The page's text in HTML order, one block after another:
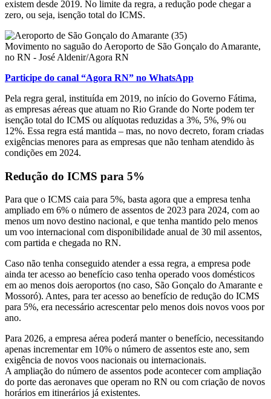
existem desde 2019. No limite da regra, a redução pode chegar a
zero, ou seja, isenção total do ICMS.
Movimento no saguão do Aeroporto de São Gonçalo do Amarante,
no RN - José Aldenir/Agora RN
Participe do canal “Agora RN” no WhatsApp
Pela regra geral, instituída em 2019, no início do Governo Fátima,
as empresas aéreas que atuam no Rio Grande do Norte podem ter
isenção total do ICMS ou alíquotas reduzidas a 3%, 5%, 9% ou
12%. Essa regra está mantida – mas, no novo decreto, foram criadas
exigências menores para as empresas que não tenham atendido às
condições em 2024.
Redução do ICMS para 5%
Para que o ICMS caia para 5%, basta agora que a empresa tenha
ampliado em 6% o número de assentos de 2023 para 2024, com ao
menos um novo destino nacional, e que tenha mantido pelo menos
um voo internacional com disponibilidade anual de 30 mil assentos,
com partida e chegada no RN.
Caso não tenha conseguido atender a essa regra, a empresa pode
ainda ter acesso ao benefício caso tenha operado voos domésticos
em ao menos dois aeroportos (no caso, São Gonçalo do Amarante e
Mossoró). Antes, para ter acesso ao benefício de redução do ICMS
para 5%, era necessário acrescentar pelo menos dois novos voos por
ano.
Para 2026, a empresa aérea poderá manter o benefício, necessitando
apenas incrementar em 10% o número de assentos este ano, sem
exigência de novos voos nacionais ou internacionais.
A ampliação do número de assentos pode acontecer com ampliação
do porte das aeronaves que operam no RN ou com criação de novos
horários em itinerários já existentes.